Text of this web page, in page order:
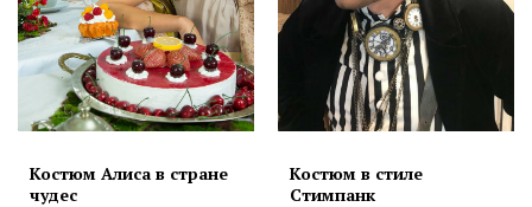
Костюм Алиса в стране
чудес
Костюм в стиле
Стимпанк